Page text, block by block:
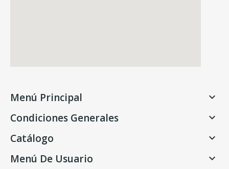
Menú Principal 
Condiciones Generales 
Catálogo 
Menú De Usuario 